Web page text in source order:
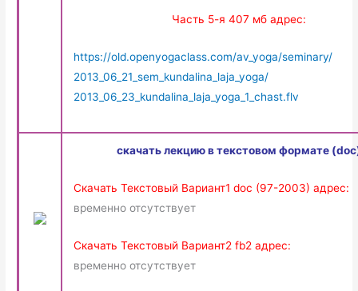
Часть 5-я 407 мб адрес:
https://old.openyogaclass.com/av_yoga/seminary/
2013_06_21_sem_kundalina_laja_yoga/
2013_06_23_kundalina_laja_yoga_1_chast.flv
скачать лекцию в текстовом формате
Скачать Текстовый Вариант1 doc (97-2003) адрес:
временно отсутствует
Скачать Текстовый Вариант2 fb2 адрес:
временно отсутствует